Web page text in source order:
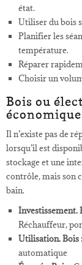
état.
Utiliser du bois
Planifier les
température.
Réparer
Choisir un
Bois ou
économique
Il n’existe pas de
lorsqu’il est
stockage et une
contrôle, mais son
bain.
Investissement.
Réchauffeur,
Utilisation.Bois :
automatique